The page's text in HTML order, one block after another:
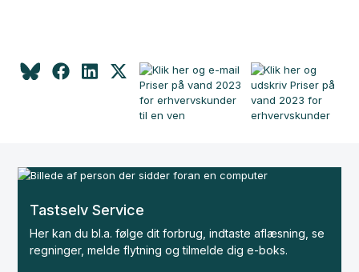
Tastselv Service
Her kan du bl.a. følge dit forbrug, indtaste aflæsning, se
regninger, melde flytning og tilmelde dig e-boks.